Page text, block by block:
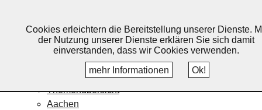
Home
Veranstaltungskalender
Themenübersicht
Aachen
Cookies erleichtern die Bereitstellung unserer Dienste.
der Nutzung unserer Dienste erklären Sie sich damit
einverstanden, dass wir Cookies verwenden.
mehr Informationen
Ok!